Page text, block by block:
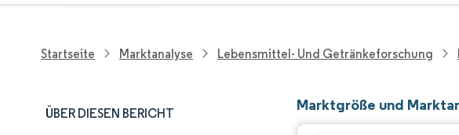
Startseite Marktanalyse Lebensmittel- Und Getränkeforschung
ÜBER DIESEN BERICHT Marktgröße und